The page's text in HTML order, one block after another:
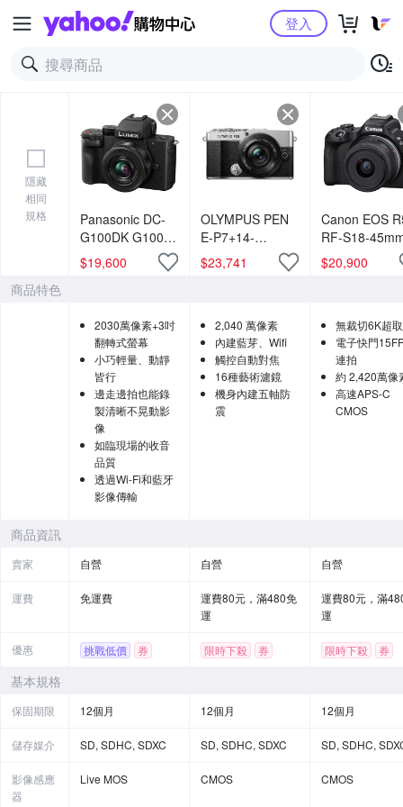
Yahoo購物中心登入
隱藏
相同
規格
Panasonic DC-
G100DK G100D
+ 12-32mm 變焦
鏡組 公司貨
$19,600
OLYMPUS PEN
E-P7+14-
42mmF3.5-5.6
鏡頭組 (公司貨)
$23,741
Canon EOS
RF-S18-
f/4.5-6.3 IS
單鏡組 公司貨
$20,900
商品特色
2030萬像素+3吋
翻轉式螢幕
小巧輕量、動靜
皆行
邊走邊拍也能錄
製清晰不晃動影
像
如臨現場的收音
品質
透過Wi-Fi和藍牙
影像傳輸
2,040 萬像素
內建藍芽、Wifi
觸控自動對焦
16種藝術濾鏡
機身內建五軸防
震
無裁切6K超
電子快門
連拍
約 2,420萬像
高速APS-C
CMOS
商品資訊
賣家 自營 自營 自營
運費 免運費
運費80元，滿480免
運
運費80元，滿
運
優惠 挑戰低價
券
限時下殺 券 限時下殺 券
基本規格
保固期限 12個月 12個月 12個月
儲存媒介 SD, SDHC, SDXC SD, SDHC, SDXC SD, SDHC,
影像感應
器
Live MOS CMOS CMOS